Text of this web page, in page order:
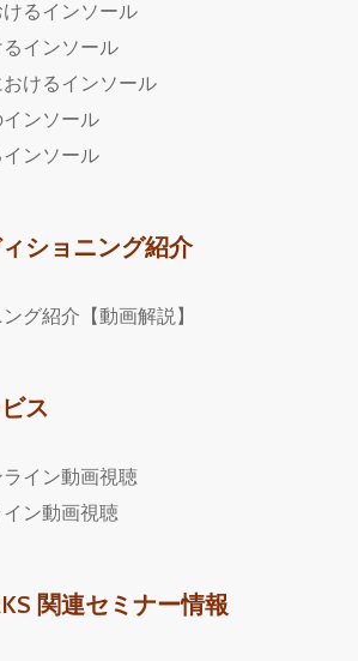
るインソール
インソール
けるインソール
ンソール
ンソール
ショニング紹介
グ紹介【動画解説】
ス
イン動画視聴
ン動画視聴
関連セミナー情報